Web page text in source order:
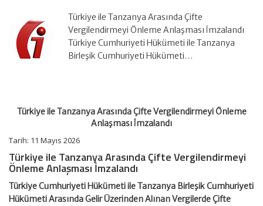
Anlaşması
İmzalandı
Türkiye ile Tanzanya Arasında Çifte
Vergilendirmeyi Önleme Anlaşması İmzalandı
Türkiye Cumhuriyeti Hükümeti ile Tanzanya
Birleşik Cumhuriyeti Hükümeti…
Türkiye ile Tanzanya Arasında Çifte Vergilendirmeyi Önleme
Anlaşması İmzalandı
Tarih: 11 Mayıs 2026
Türkiye ile Tanzanya Arasında Çifte Vergilendirmeyi
Önleme Anlaşması İmzalandı
Türkiye Cumhuriyeti Hükümeti ile Tanzanya Birleşik Cumhuriyeti
Hükümeti Arasında Gelir Üzerinden Alınan Vergilerde Çifte